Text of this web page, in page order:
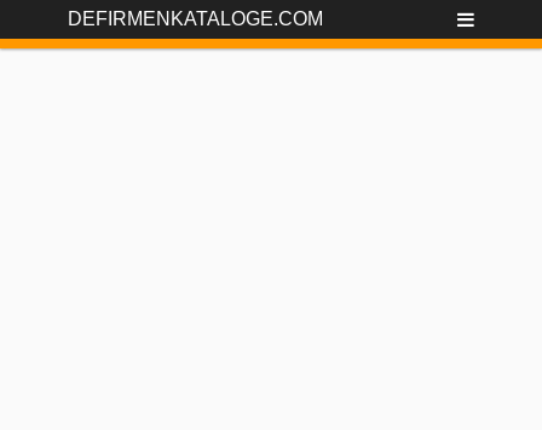
DEFIRMENKATALOGE.COM